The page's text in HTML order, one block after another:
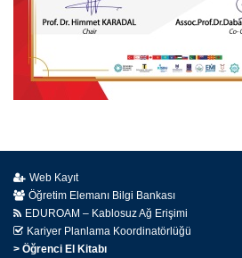
Web Kayıt
Öğretim Elemanı Bilgi Bankası
EDUROAM – Kablosuz Ağ Erişimi
Kariyer Planlama Koordinatörlüğü
> Öğrenci El Kitabı